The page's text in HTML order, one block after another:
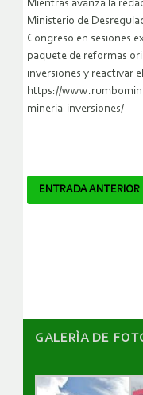
Mientras avanza la
Ministerio de
Congreso en sesiones
paquete de reformas
inversiones y reactivar
https://
mineria-inversiones/
Navegador
ENTRADA ANTERIOR
GALERÌA DE